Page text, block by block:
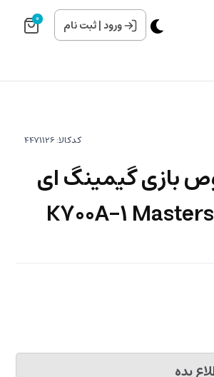
ورود|ثبت نام 0
کدکالا:
بازی گیمینگ ای
بده